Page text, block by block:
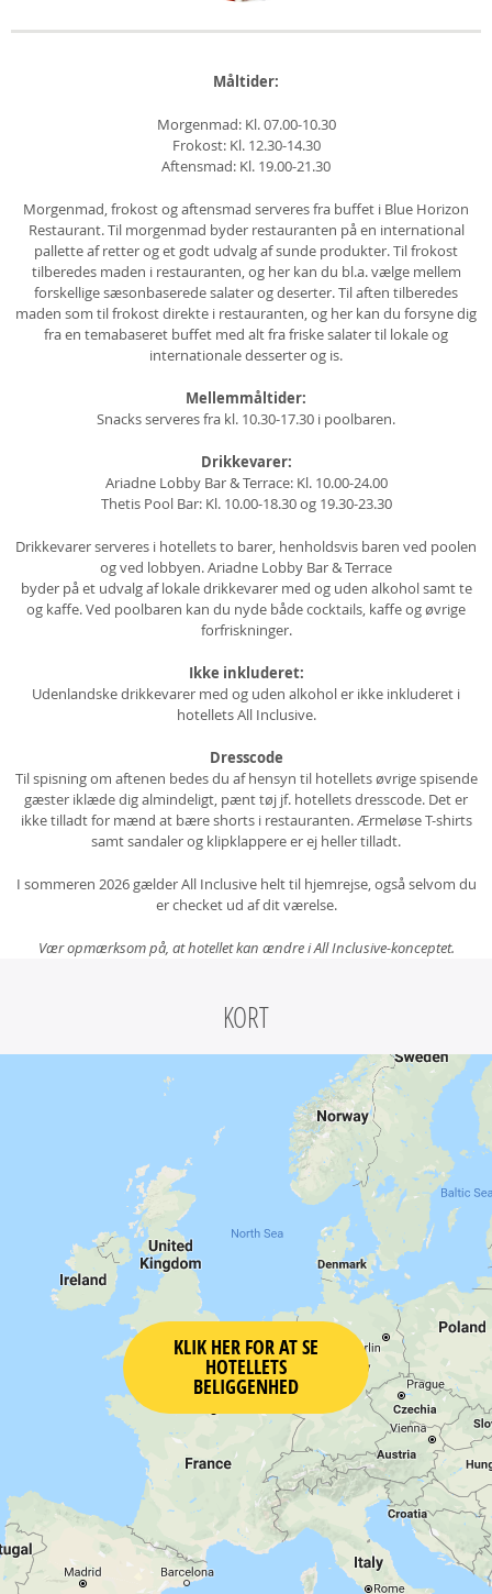
Måltider:
Morgenmad: Kl. 07.00-10.30
Frokost: Kl. 12.30-14.30
Aftensmad: Kl. 19.00-21.30
Morgenmad, frokost og aftensmad serveres fra buffet i Blue Horizon
Restaurant. Til morgenmad byder restauranten på en international
pallette af retter og et godt udvalg af sunde produkter. Til frokost
tilberedes maden i restauranten, og her kan du bl.a. vælge mellem
forskellige sæsonbaserede salater og deserter. Til aften tilberedes
maden som til frokost direkte i restauranten, og her kan du forsyne dig
fra en temabaseret buffet med alt fra friske salater til lokale og
internationale desserter og is.
Mellemmåltider:
Snacks serveres fra kl. 10.30-17.30 i poolbaren.
Drikkevarer:
Ariadne Lobby Bar & Terrace: Kl. 10.00-24.00
Thetis Pool Bar: Kl. 10.00-18.30 og 19.30-23.30
Drikkevarer serveres i hotellets to barer, henholdsvis baren ved poolen
og ved lobbyen. Ariadne Lobby Bar & Terrace
byder på et udvalg af lokale drikkevarer med og uden alkohol samt te
og kaffe. Ved poolbaren kan du nyde både cocktails, kaffe og øvrige
forfriskninger.
Ikke inkluderet:
Udenlandske drikkevarer med og uden alkohol er ikke inkluderet i
hotellets All Inclusive.
Dresscode
Til spisning om aftenen bedes du af hensyn til hotellets øvrige spisende
gæster iklæde dig almindeligt, pænt tøj jf. hotellets dresscode. Det er
ikke tilladt for mænd at bære shorts i restauranten. Ærmeløse T-shirts
samt sandaler og klipklappere er ej heller tilladt.
I sommeren 2026 gælder All Inclusive helt til hjemrejse, også selvom du
er checket ud af dit værelse.
Vær opmærksom på, at hotellet kan ændre i All Inclusive-konceptet.
KORT
KLIK HER FOR AT SE
HOTELLETS
BELIGGENHED